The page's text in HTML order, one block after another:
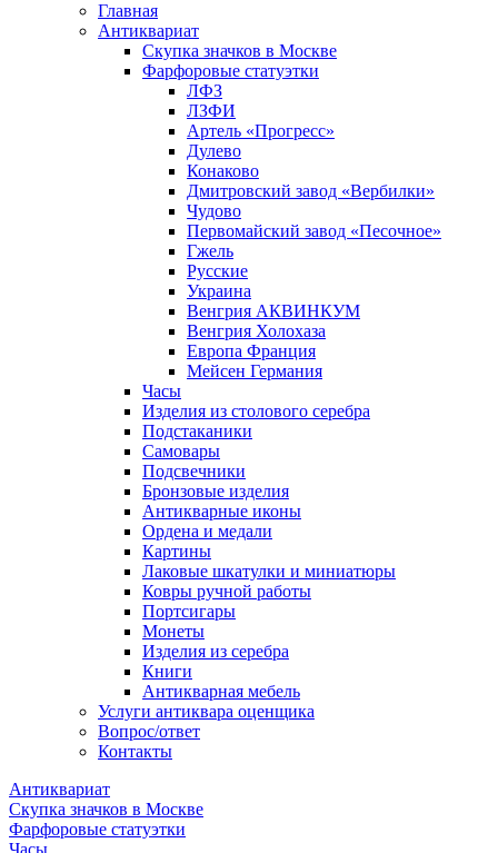
Главная
Антиквариат
Скупка значков в Москве
Фарфоровые статуэтки
ЛФЗ
ЛЗФИ
Артель «Прогресс»
Дулево
Конаково
Дмитровский завод «Вербилки»
Чудово
Первомайский завод «Песочное»
Гжель
Русские
Украина
Венгрия АКВИНКУМ
Венгрия Холохаза
Европа Франция
Мейсен Германия
Часы
Изделия из столового серебра
Подстаканики
Самовары
Подсвечники
Бронзовые изделия
Антикварные иконы
Ордена и медали
Картины
Лаковые шкатулки и миниатюры
Ковры ручной работы
Портсигары
Монеты
Изделия из серебра
Книги
Антикварная мебель
Услуги антиквара оценщика
Вопрос/ответ
Контакты
Антиквариат
Скупка значков в Москве
Фарфоровые статуэтки
Часы